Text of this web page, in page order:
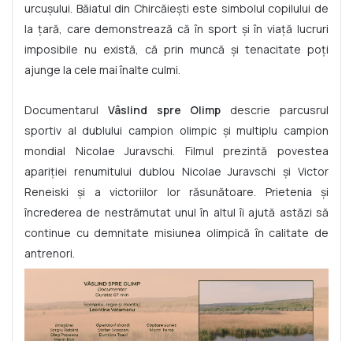
urcușului. Băiatul din Chircăiești este simbolul copilului de
la țară, care demonstrează că în sport și în viață lucruri
imposibile nu există, că prin muncă și tenacitate poți
ajunge la cele mai înalte culmi.
Documentarul Vâslind spre Olimp descrie parcusrul
sportiv al dublului campion olimpic și multiplu campion
mondial Nicolae Juravschi. Filmul prezintă povestea
apariției renumitului dublou Nicolae Juravschi și Victor
Reneiski și a victoriilor lor răsunătoare. Prietenia și
încrederea de nestrămutat unul în altul îi ajută astăzi să
continue cu demnitate misiunea olimpică în calitate de
antrenori.